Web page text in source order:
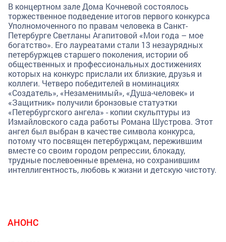
В концертном зале Дома Кочневой состоялось
торжественное подведение итогов первого конкурса
Уполномоченного по правам человека в Санкт-
Петербурге Светланы Агапитовой «Мои года – мое
богатство». Его лауреатами стали 13 незаурядных
петербуржцев старшего поколения, истории об
общественных и профессиональных достижениях
которых на конкурс прислали их близкие, друзья и
коллеги. Четверо победителей в номинациях
«Создатель», «Незаменимый», «Душа-человек» и
«Защитник» получили бронзовые статуэтки
«Петербургского ангела» - копии скульптуры из
Измайловского сада работы Романа Шустрова. Этот
ангел был выбран в качестве символа конкурса,
потому что посвящен петербуржцам, пережившим
вместе со своим городом репрессии, блокаду,
трудные послевоенные времена, но сохранившим
интеллигентность, любовь к жизни и детскую чистоту.
АНОНС